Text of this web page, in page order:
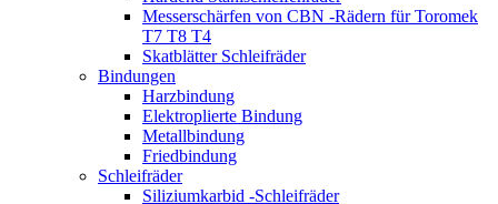
Messerschärfen von CBN -Rädern für Toromek
T7 T8 T4
Skatblätter Schleifräder
Bindungen
Harzbindung
Elektroplierte Bindung
Metallbindung
Friedbindung
Schleifräder
Siliziumkarbid -Schleifräder